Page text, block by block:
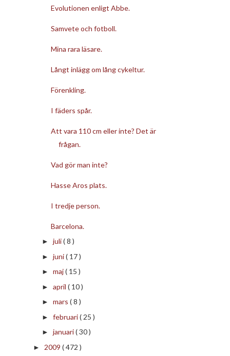
Evolutionen enligt Abbe.
Samvete och fotboll.
Mina rara läsare.
Långt inlägg om lång cykeltur.
Förenkling.
I fäders spår.
Att vara 110 cm eller inte? Det är
frågan.
Vad gör man inte?
Hasse Aros plats.
I tredje person.
Barcelona.
► juli( 8 )
► juni( 17 )
► maj( 15 )
► april ( 10 )
► mars ( 8 )
► februari( 25 )
► januari( 30 )
► 2009 ( 472 )